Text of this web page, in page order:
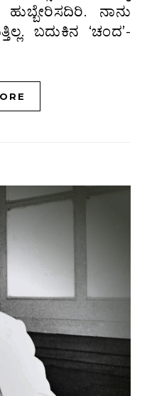
ನಾನು
ಬದುಕಿನ ‘ಚಂದ’-